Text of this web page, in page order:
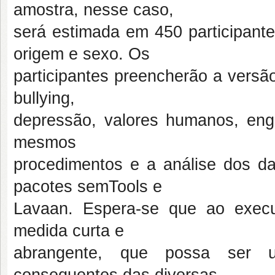
amostra, nesse caso,
será estimada em 450
origem e sexo. Os
participantes preencherão a
bullying,
depressão, valores humanos,
mesmos
procedimentos e a análise dos
pacotes semTools e
Lavaan. Espera-se que ao
medida curta e
abrangente, que possa ser